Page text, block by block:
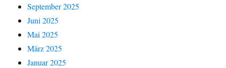
September 2025
Juni 2025
Mai 2025
März 2025
Januar 2025